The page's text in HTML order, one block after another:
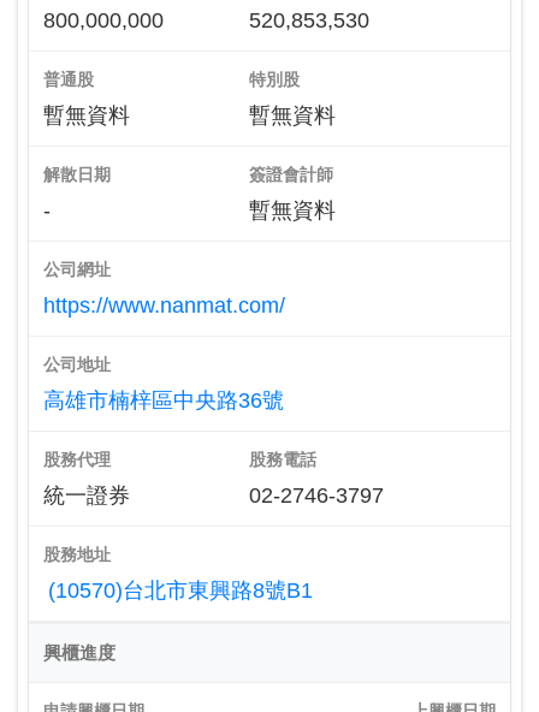
800,000,000 520,853,530
普通股
暫無資料
特別股
暫無資料
解散日期
-
簽證會計師
暫無資料
公司網址
https://www.nanmat.com/
公司地址
高雄市楠梓區中央路36號
股務代理
統一證券
股務電話
02-2746-3797
股務地址
(10570)台北市東興路8號B1
興櫃進度